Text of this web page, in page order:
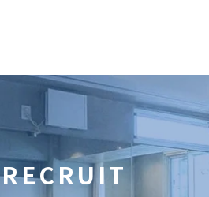
RECRUIT